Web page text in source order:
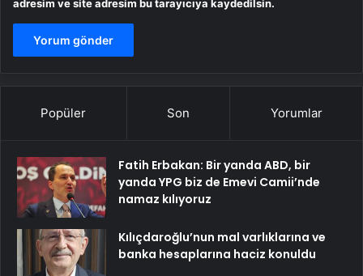
adresim ve site adresim bu tarayıcıya kaydedilsin.
Popüler Son Yorumlar
Fatih Erbakan: Bir yanda ABD, bir
yanda YPG biz de Emevi Camii’nde
namaz kılıyoruz
Kılıçdaroğlu’nun mal varlıklarına ve
banka hesaplarına haciz konuldu